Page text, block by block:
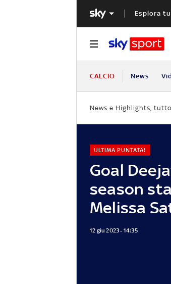
Esplora
CALCIO News
News e Highlights,
Goal
season
Melissa
ULTIMA PUNTATA!
12 giu 2023 - 14:35